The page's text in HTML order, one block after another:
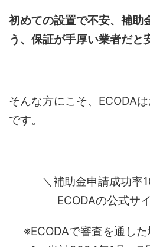
初めての設置で不安、補助
う、保証が手厚い業者だと
そんな方にこそ、ECODA
です。
＼補助金申請成功率
ECODAの公式サ
※ECODAで審査を通し